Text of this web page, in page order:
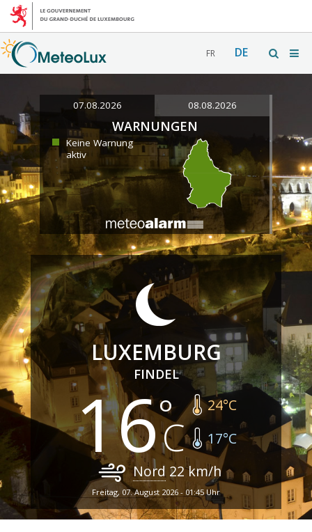
FR DE
07.08.2026 08.08.2026
WARNUNGEN
Keine Warnung
aktiv
LUXEMBURG
FINDEL
16 24°C
17°C
Nord 22km/h
Freitag, 07. August 2026 - 01:45 Uhr